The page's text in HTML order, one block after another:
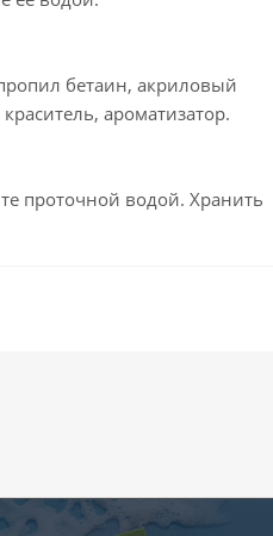
бетаин, акриловый
ароматизатор.
проточной водой. Хранить